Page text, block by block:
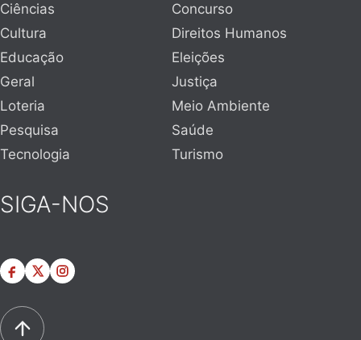
Ciências
Concurso
Cultura
Direitos Humanos
Educação
Eleições
Geral
Justiça
Loteria
Meio Ambiente
Pesquisa
Saúde
Tecnologia
Turismo
SIGA-NOS